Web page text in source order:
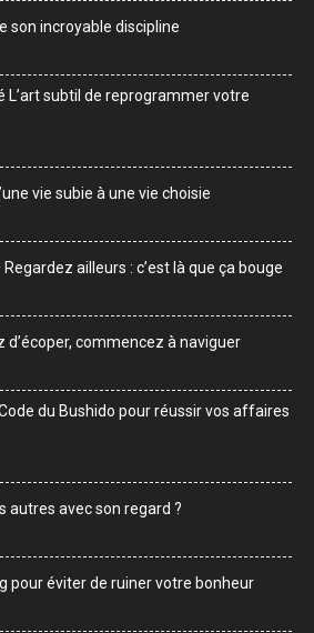
son incroyable discipline
L’art subtil de reprogrammer votre
vie subie à une vie choisie
ailleurs : c’est là que ça bouge
d’écoper, commencez à naviguer
du Bushido pour réussir vos affaires
autres avec son regard ?
pour éviter de ruiner votre bonheur